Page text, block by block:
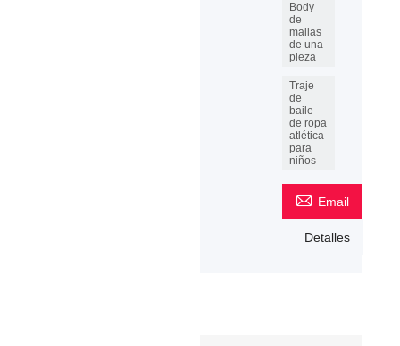
Body
de
mallas
de una
pieza
Traje
de
baile
de ropa
atlética
para
niños
 Email
Detalles